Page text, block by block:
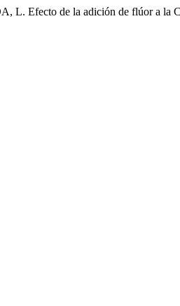
de la adición de flúor a la